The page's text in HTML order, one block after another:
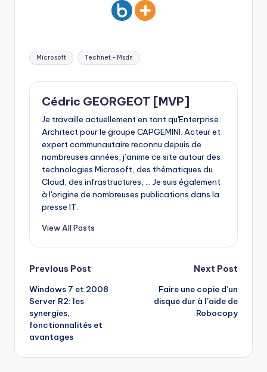
Tags:
Microsoft Technet - Msdn
Cédric GEORGEOT [MVP]
Je travaille actuellement en tant qu'Enterprise
Architect pour le groupe CAPGEMINI. Acteur et
expert communautaire reconnu depuis de
nombreuses années, j’anime ce site autour des
technologies Microsoft, des thématiques du
Cloud, des infrastructures, ... Je suis également
à l'origine de nombreuses publications dans la
presse IT.
View All Posts
Post
navigation
Previous Post
Windows 7 et 2008
Server R2: les
synergies,
fonctionnalités et
avantages
Next Post
Faire une copie d’un
disque dur à l’aide de
Robocopy